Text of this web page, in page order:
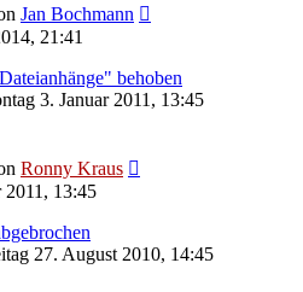
Jan Bochmann
21:41
behoben
3. Januar 2011, 13:45
Ronny Kraus
2011, 13:45
27. August 2010, 14:45